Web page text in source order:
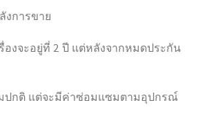
งการขาย
องจะอยู่ที่ 2 ปี แต่หลังจากหมดประกัน
ปกติ แต่จะมีค่าซ่อมแซมตามอุปกรณ์